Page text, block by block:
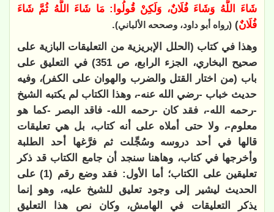
شَاءَ اللَّهُ وَشَاءَ فُلَانٌ، وَلَكِنْ قُولُوا: مَا شَاءَ اللَّهُ ثُمَّ شَاءَ
فُلَانٌ) (رواه أبو داود، وصححه الألباني).
وهذا في كتاب (الحلل الإبريزية من التعليقات البازية على
صحيح البخاري، الجزء الرابع، ص 351
) في التعليق على
باب (من اختار القتل والضرب والهوان على الكفر)، وفيه
حديث خباب -رضي الله عنه-، وهذا الكتاب لم يكتبه الشيخ
-رحمه الله-، فقد كان -رحمه الله- فاقد البصر -كما هو
معلوم-، ولا حتى أملاه على أنه كتاب، بل هي تعليقات
قالها في أحد دروسه وسُجِّلت ثم فرَّغها أحد الطلبة
وأخرجها في كتاب، وهاهنا سنجد أن جامع الكتاب قد ذكر
تعليقين على الكتاب؛ أما الأول: فقد وضع رقم (1) على
الحديث ليشير إلى وجود تعليق للشيخ عليه، وهو إنما
يذكر التعليقات في الهامش، وكان نص هذا التعليق